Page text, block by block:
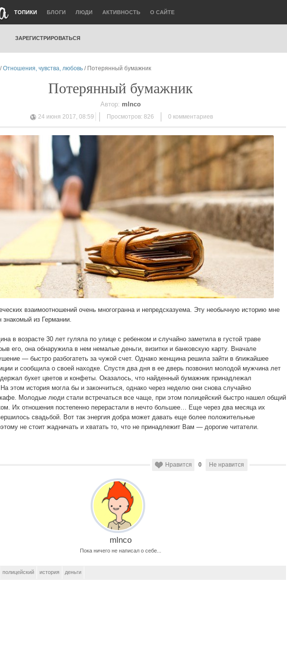
ТОПИКИ БЛОГИ ЛЮДИ АКТИВНОСТЬ О САЙТЕ
ЗАРЕГИСТРИРОВАТЬСЯ
/Отношения, чувства, любовь / Потерянный бумажник
Потерянный бумажник
Автор: mlnco
24 июня 2017, 08:59 Просмотров: 826 0 комментариев
взаимоотношений очень многогранна и непредсказуема. Эту необычную историю мне
знакомый из Германии.
в возрасте 30 лет гуляла по улице с ребенком и случайно заметила в густой траве
его, она обнаружила в нем немалые деньги, визитки и банковскую карту. Вначале
— быстро разбогатеть за чужой счет. Однако женщина решила зайти в ближайшее
и сообщила о своей находке. Спустя два дня в ее дверь позвонил молодой мужчина лет
букет цветов и конфеты. Оказалось, что найденный бумажник принадлежал
этом история могла бы и закончиться, однако через неделю они снова случайно
кафе. Молодые люди стали встречаться все чаще, при этом полицейский быстро нашел общий
Их отношения постепенно перерастали в нечто большее… Еще через два месяца их
свадьбой. Вот так энергия добра может давать еще более положительные
не стоит жадничать и хватать то, что не принадлежит Вам — дорогие читатели.
Нравится 0 Не нравится
mlnco
Пока ничего не написал о себе...
полицейский история деньги